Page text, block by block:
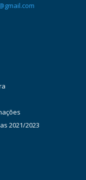
2021/2023